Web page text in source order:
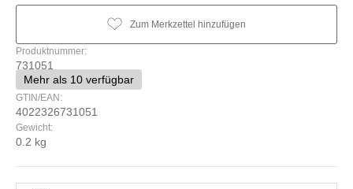
Zum Merkzettel hinzufügen
Produktnummer:
731051
Mehr als 10 verfügbar
GTIN/EAN:
4022326731051
Gewicht:
0.2 kg